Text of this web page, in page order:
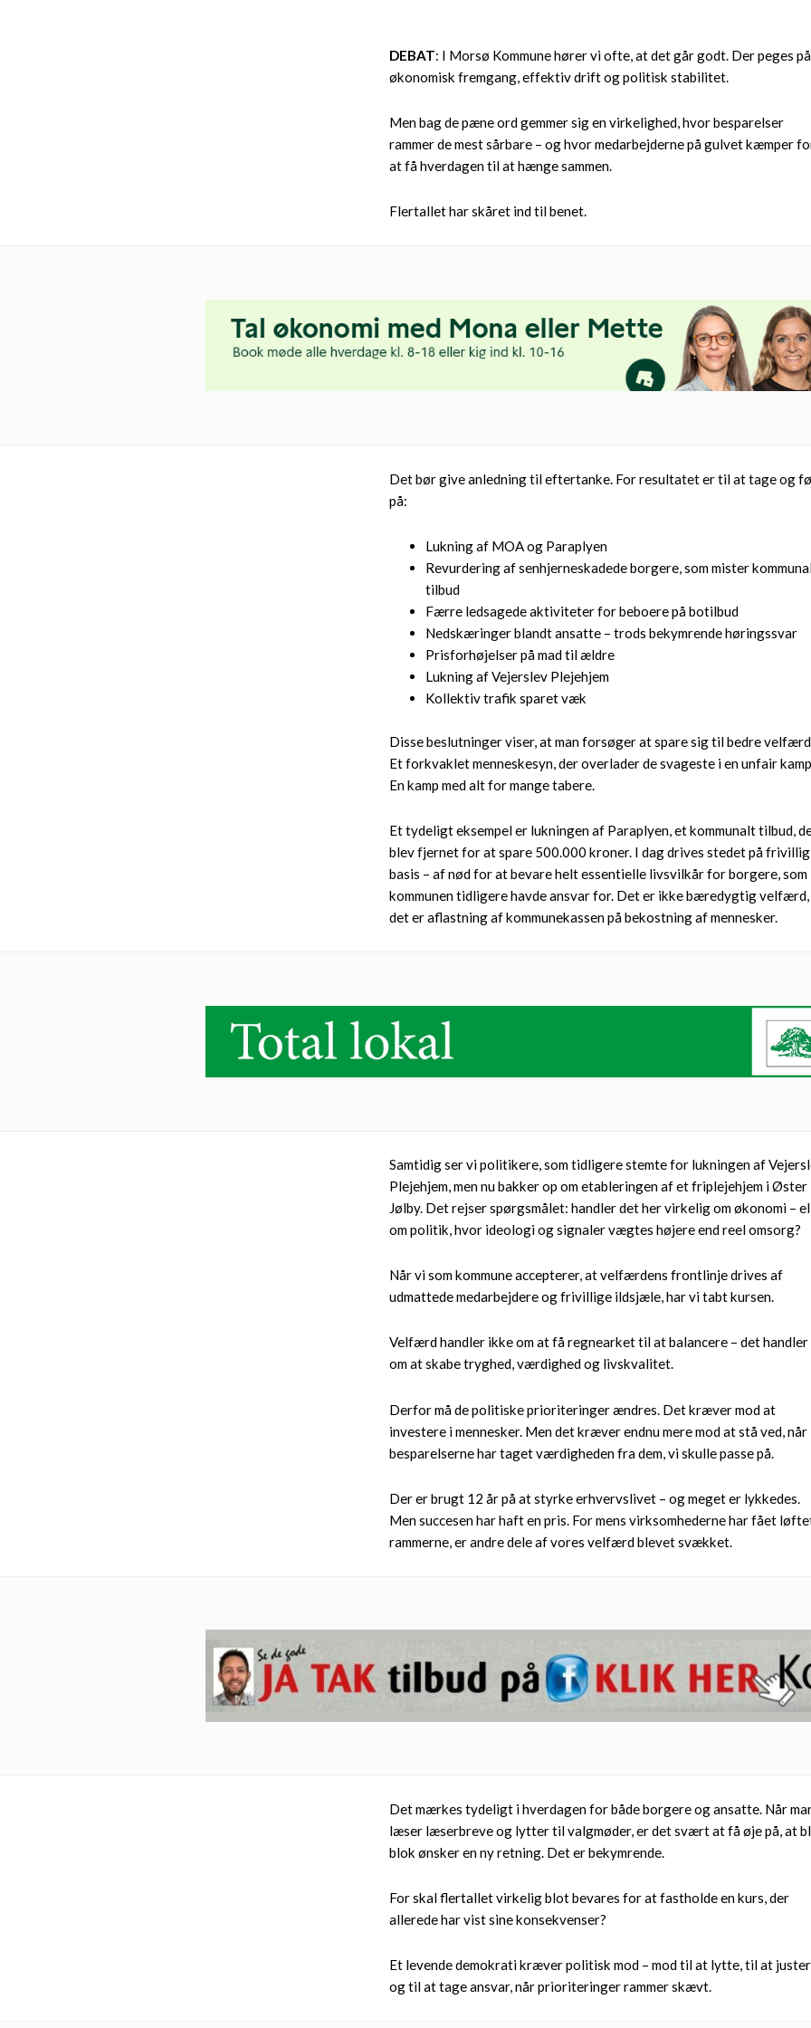
DEBAT: I Morsø Kommune hører vi ofte, at det går godt. Der peges på
økonomisk fremgang, effektiv drift og politisk stabilitet.
Men bag de pæne ord gemmer sig en virkelighed, hvor besparelser
rammer de mest sårbare – og hvor medarbejderne på gulvet kæmper
at få hverdagen til at hænge sammen.
Flertallet har skåret ind til benet.
Det bør give anledning til eftertanke. For resultatet er til at tage og
på:
Lukning af MOA og Paraplyen
Revurdering af senhjerneskadede borgere, som mister
tilbud
Færre ledsagede aktiviteter for beboere på botilbud
Nedskæringer blandt ansatte – trods bekymrende høringssvar
Prisforhøjelser på mad til ældre
Lukning af Vejerslev Plejehjem
Kollektiv trafik sparet væk
Disse beslutninger viser, at man forsøger at spare sig til bedre
Et forkvaklet menneskesyn, der overlader de svageste i en unfair
En kamp med alt for mange tabere.
Et tydeligt eksempel er lukningen af Paraplyen, et kommunalt tilbud,
blev fjernet for at spare 500.000 kroner. I dag drives stedet på frivillig
basis – af nød for at bevare helt essentielle livsvilkår for borgere, som
kommunen tidligere havde ansvar for. Det er ikke bæredygtig velfærd,
det er aflastning af kommunekassen på bekostning af mennesker.
Samtidig ser vi politikere, som tidligere stemte for lukningen af
Plejehjem, men nu bakker op om etableringen af et friplejehjem i Øster
Jølby. Det rejser spørgsmålet: handler det her virkelig om økonomi –
om politik, hvor ideologi og signaler vægtes højere end reel omsorg?
Når vi som kommune accepterer, at velfærdens frontlinje drives af
udmattede medarbejdere og frivillige ildsjæle, har vi tabt kursen.
Velfærd handler ikke om at få regnearket til at balancere – det handler
om at skabe tryghed, værdighed og livskvalitet.
Derfor må de politiske prioriteringer ændres. Det kræver mod at
investere i mennesker. Men det kræver endnu mere mod at stå ved, når
besparelserne har taget værdigheden fra dem, vi skulle passe på.
Der er brugt 12 år på at styrke erhvervslivet – og meget er lykkedes.
Men succesen har haft en pris. For mens virksomhederne har fået
rammerne, er andre dele af vores velfærd blevet svækket.
Det mærkes tydeligt i hverdagen for både borgere og ansatte. Når
læser læserbreve og lytter til valgmøder, er det svært at få øje på, at
blok ønsker en ny retning. Det er bekymrende.
For skal flertallet virkelig blot bevares for at fastholde en kurs, der
allerede har vist sine konsekvenser?
Et levende demokrati kræver politisk mod – mod til at lytte, til at
og til at tage ansvar, når prioriteringer rammer skævt.